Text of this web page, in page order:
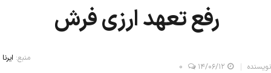
رفع تعهد ارزی فرش
نویسنده ۱۴/۰۶/۱۲ 0
منبع: ایرنا